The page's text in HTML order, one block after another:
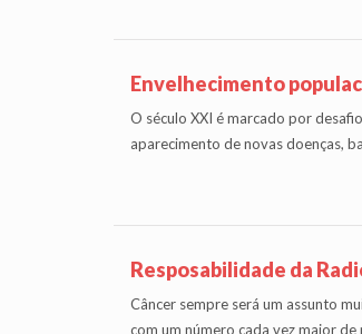
Envelhecimento
O século XXI é marcado por
aparecimento de novas doenças,
Resposabilidade da
Câncer sempre será um assunto
com um número cada vez maior